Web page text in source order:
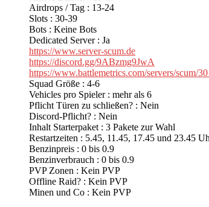
Airdrops / Tag : 13-24
Slots : 30-39
Bots : Keine Bots
Dedicated Server : Ja
https://www.server-scum.de
https://discord.gg/9ABzmg9JwA
https://www.battlemetrics.com/servers/scum/
Squad Größe : 4-6
Vehicles pro Spieler : mehr als 6
Pflicht Türen zu schließen? : Nein
Discord-Pflicht? : Nein
Inhalt Starterpaket : 3 Pakete zur Wahl
Restartzeiten : 5.45, 11.45, 17.45 und 23.45
Benzinpreis : 0 bis 0.9
Benzinverbrauch : 0 bis 0.9
PVP Zonen : Kein PVP
Offline Raid? : Kein PVP
Minen und Co : Kein PVP